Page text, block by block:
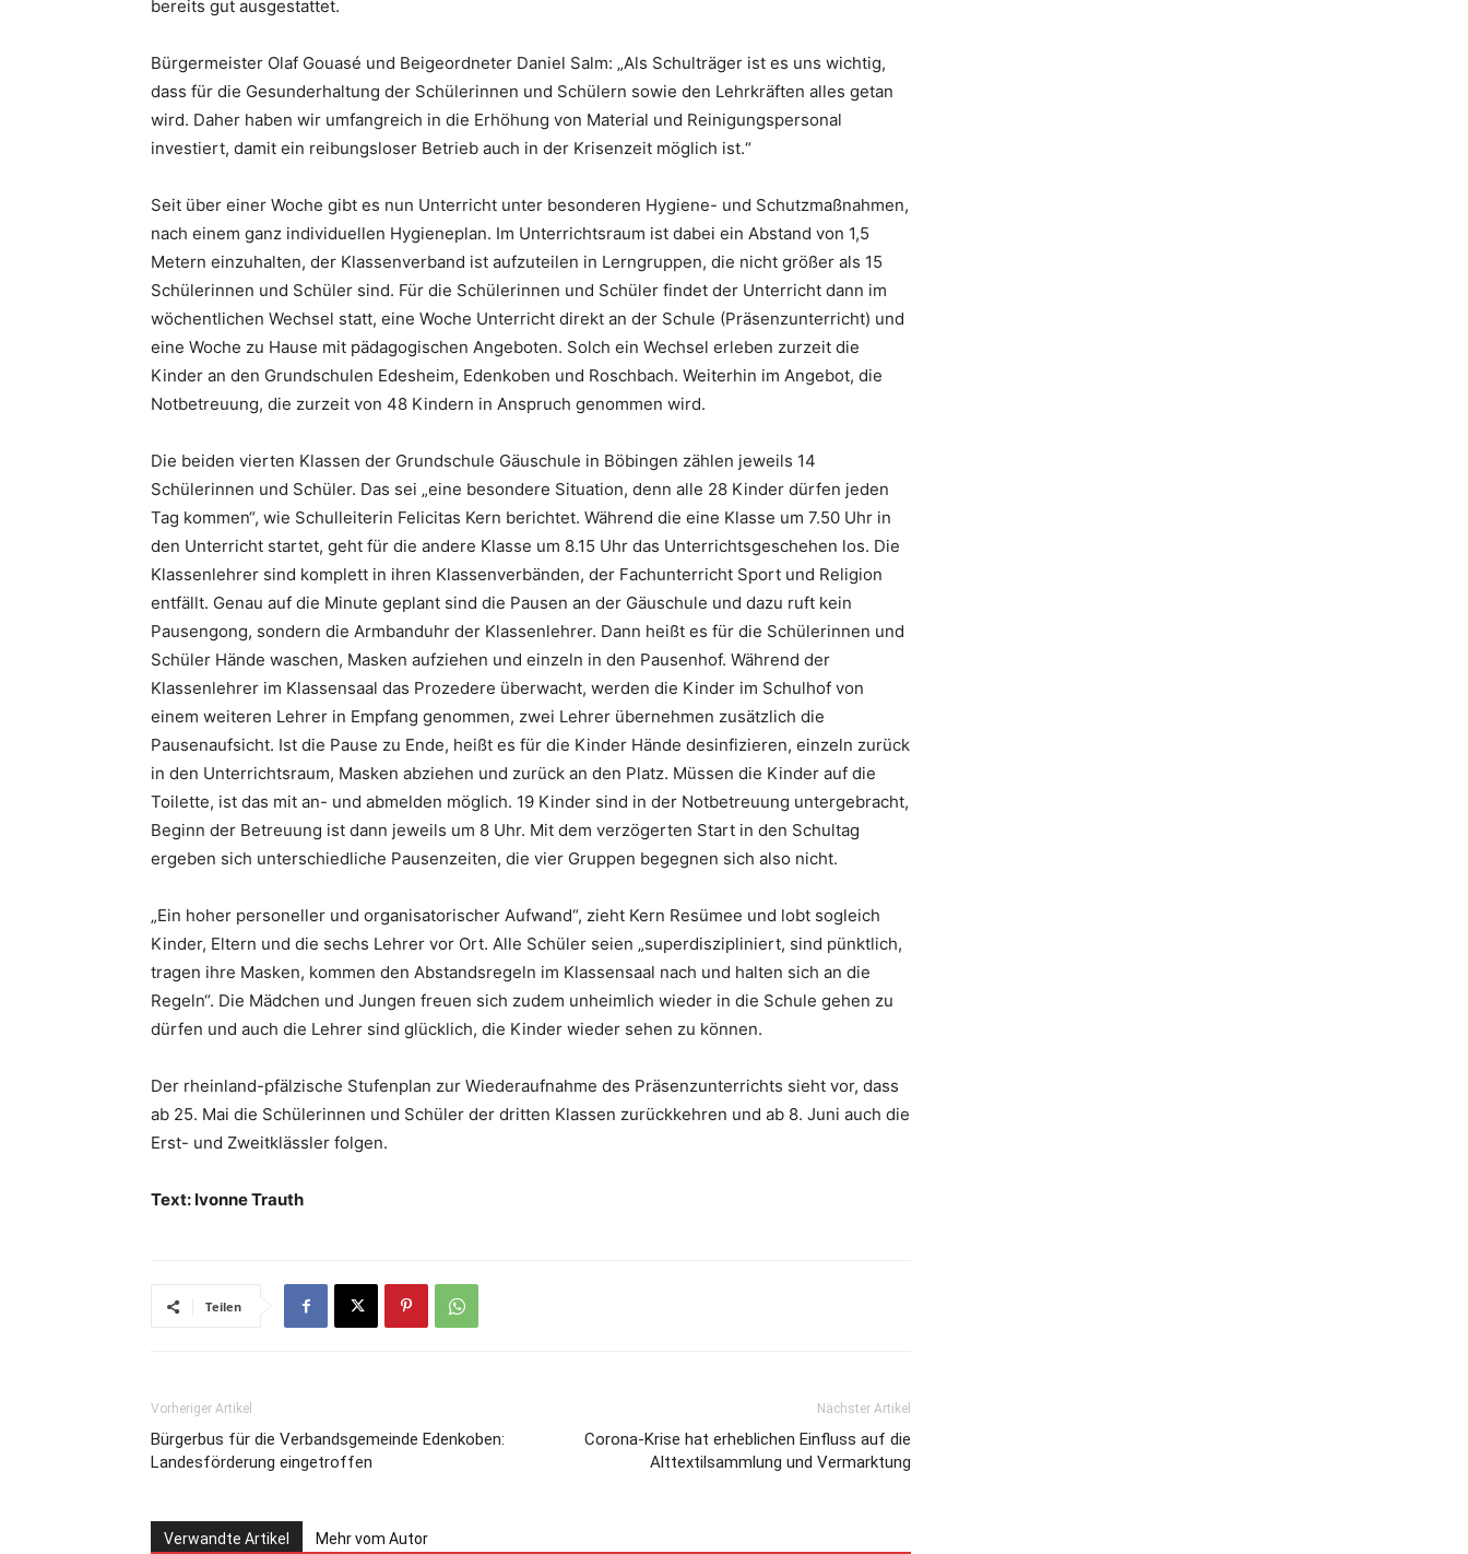
bereits gut ausgestattet.
Bürgermeister Olaf Gouasé und Beigeordneter Daniel Salm: „Als Schulträger ist es uns wichtig,
dass für die Gesunderhaltung der Schülerinnen und Schülern sowie den Lehrkräften alles getan
wird. Daher haben wir umfangreich in die Erhöhung von Material und Reinigungspersonal
investiert, damit ein reibungsloser Betrieb auch in der Krisenzeit möglich ist.“
Seit über einer Woche gibt es nun Unterricht unter besonderen Hygiene- und Schutzmaßnahmen,
nach einem ganz individuellen Hygieneplan. Im Unterrichtsraum ist dabei ein Abstand von 1,5
Metern einzuhalten, der Klassenverband ist aufzuteilen in Lerngruppen, die nicht größer als 15
Schülerinnen und Schüler sind. Für die Schülerinnen und Schüler findet der Unterricht dann im
wöchentlichen Wechsel statt, eine Woche Unterricht direkt an der Schule (Präsenzunterricht) und
eine Woche zu Hause mit pädagogischen Angeboten. Solch ein Wechsel erleben zurzeit die
Kinder an den Grundschulen Edesheim, Edenkoben und Roschbach. Weiterhin im Angebot, die
Notbetreuung, die zurzeit von 48 Kindern in Anspruch genommen wird.
Die beiden vierten Klassen der Grundschule Gäuschule in Böbingen zählen jeweils 14
Schülerinnen und Schüler. Das sei „eine besondere Situation, denn alle 28 Kinder dürfen jeden
Tag kommen“, wie Schulleiterin Felicitas Kern berichtet. Während die eine Klasse um 7.50 Uhr in
den Unterricht startet, geht für die andere Klasse um 8.15 Uhr das Unterrichtsgeschehen los. Die
Klassenlehrer sind komplett in ihren Klassenverbänden, der Fachunterricht Sport und Religion
entfällt. Genau auf die Minute geplant sind die Pausen an der Gäuschule und dazu ruft kein
Pausengong, sondern die Armbanduhr der Klassenlehrer. Dann heißt es für die Schülerinnen und
Schüler Hände waschen, Masken aufziehen und einzeln in den Pausenhof. Während der
Klassenlehrer im Klassensaal das Prozedere überwacht, werden die Kinder im Schulhof von
einem weiteren Lehrer in Empfang genommen, zwei Lehrer übernehmen zusätzlich die
Pausenaufsicht. Ist die Pause zu Ende, heißt es für die Kinder Hände desinfizieren, einzeln zurück
in den Unterrichtsraum, Masken abziehen und zurück an den Platz. Müssen die Kinder auf die
Toilette, ist das mit an- und abmelden möglich. 19 Kinder sind in der Notbetreuung untergebracht,
Beginn der Betreuung ist dann jeweils um 8 Uhr. Mit dem verzögerten Start in den Schultag
ergeben sich unterschiedliche Pausenzeiten, die vier Gruppen begegnen sich also nicht.
„Ein hoher personeller und organisatorischer Aufwand“, zieht Kern Resümee und lobt sogleich
Kinder, Eltern und die sechs Lehrer vor Ort. Alle Schüler seien „superdiszipliniert, sind pünktlich,
tragen ihre Masken, kommen den Abstandsregeln im Klassensaal nach und halten sich an die
Regeln“. Die Mädchen und Jungen freuen sich zudem unheimlich wieder in die Schule gehen zu
dürfen und auch die Lehrer sind glücklich, die Kinder wieder sehen zu können.
Der rheinland-pfälzische Stufenplan zur Wiederaufnahme des Präsenzunterrichts sieht vor, dass
ab 25. Mai die Schülerinnen und Schüler der dritten Klassen zurückkehren und ab 8. Juni auch die
Erst- und Zweitklässler folgen.
Text: Ivonne Trauth
Teilen
Vorheriger Artikel
Bürgerbus für die Verbandsgemeinde Edenkoben:
Landesförderung eingetroffen
Nächster Artikel
Corona-Krise hat erheblichen Einfluss auf die
Alttextilsammlung und Vermarktung
Verwandte Artikel Mehr vom Autor